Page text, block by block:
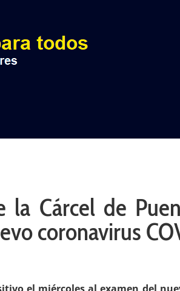
la Cárcel de
coronavirus